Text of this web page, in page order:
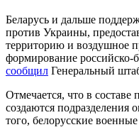
Беларусь и дальше
против Украины,
территорию и воздушное
формирование российско-
сообщил Генеральный
Отмечается, что в
создаются
того, белорусские